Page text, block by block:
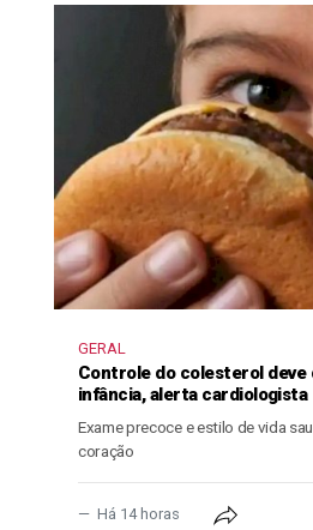
GERAL
Controle do colesterol deve
infância, alerta cardiologista
Exame precoce e estilo de vida
coração
Há 14 horas